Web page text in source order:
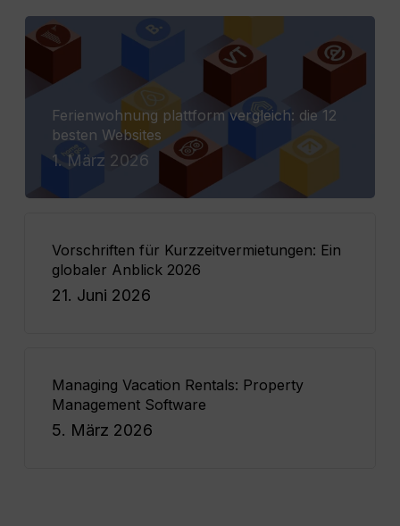
Ferienwohnung plattform vergleich: die 12
besten Websites
1. März 2026
Vorschriften für Kurzzeitvermietungen: Ein
globaler Anblick 2026
21. Juni 2026
Managing Vacation Rentals: Property
Management Software
5. März 2026